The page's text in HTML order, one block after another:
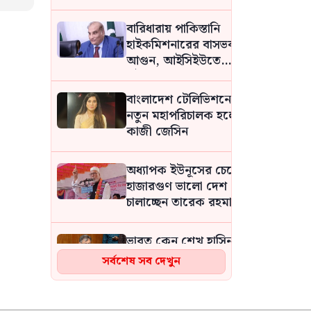
আসিফ মাহমুদ
বারিধারায় পাকিস্তানি
হাইকমিশনারের বাসভবনে
আগুন, আইসিইউতে
হাইকমিশনার
বাংলাদেশ টেলিভিশনের
নতুন মহাপরিচালক হলেন
কাজী জেসিন
অধ্যাপক ইউনূসের চেয়ে
হাজারগুণ ভালো দেশ
চালাচ্ছেন তারেক রহমান:
কাদের সিদ্দিকী
ভারত কেন শেখ হাসিনাকে
কথা বলার সুযোগ দিল,
প্রশ্ন স্বরাষ্ট্রমন্ত্রীর
সর্বশেষ সব দেখুন